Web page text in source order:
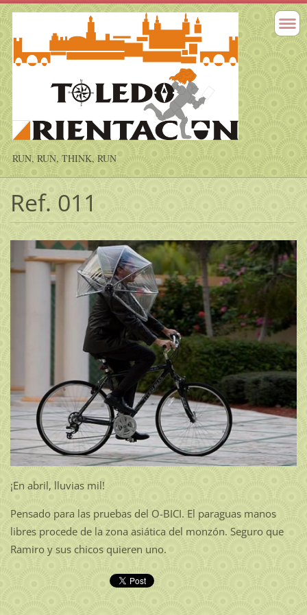
RUN, RUN, THINK, RUN
Ref. 011
¡En abril, lluvias mil!
Pensado para las pruebas del O-BICI. El paraguas manos
libres procede de la zona asiática del monzón. Seguro que
Ramiro y sus chicos quieren uno.